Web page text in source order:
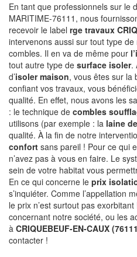
En tant que professionnels sur le
MARITIME-76111, nous
recevoir le label rge travaux
intervenons aussi sur tout type de
combles. Il en va de même pour
tout autre type de surface isoler.
d’isoler maison, vous êtes sur la
confiant vos travaux, vous
qualité. En effet, nous avons les
: le technique de combles
utilisons (par exemple : la laine
qualité. À la fin de notre
confort sans pareil ! Pour ce qui
n’avez pas à vous en faire. Le
sein de votre habitat vous
En ce qui concerne le prix
s’inquiéter. Comme l’appellation
le prix n’est surtout pas exorbitant
concernant notre société, ou les
à CRIQUEBEUF-EN-CAUX
contacter !